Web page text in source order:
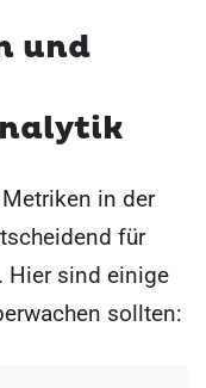
und
in der
für
Hier sind einige
sollten: